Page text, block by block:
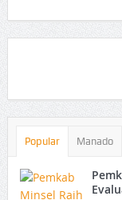
Popular Manado